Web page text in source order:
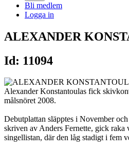
Bli medlem
Logga in
ALEXANDER
Id: 11094
Alexander Konstantoulas fick
målsnöret 2008.
Debutplattan släpptes i November
skriven av Anders Fernette, gick raka
singellistan, där den låg stadigt i fem